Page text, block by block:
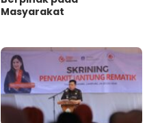
Masyarakat